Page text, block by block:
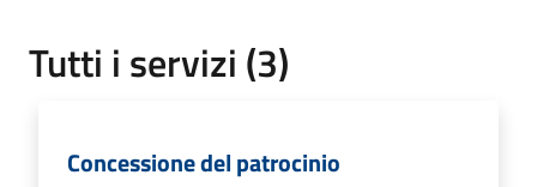
Tutti i servizi (3)
Concessione del patrocinio